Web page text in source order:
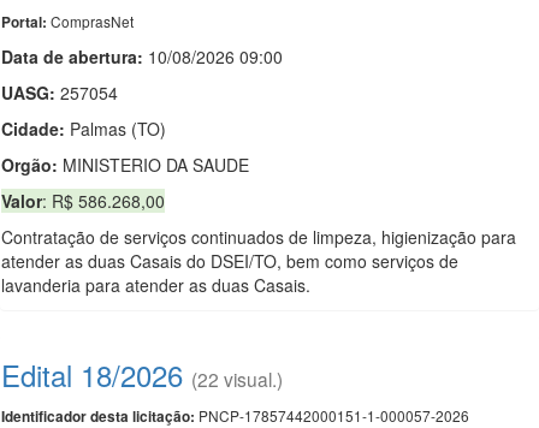
Portal: ComprasNet
Data de abertura: 10/08/2026 09:00
UASG: 257054
Cidade: Palmas (TO)
Orgão: MINISTERIO DA SAUDE
Valor: R$ 586.268,00
Contratação de serviços continuados de limpeza, higienização para
atender as duas Casais do DSEI/TO, bem como serviços de
lavanderia para atender as duas Casais.
Edital 18/2026 (22 visual.)
Identificador desta licitação: PNCP-17857442000151-1-000057-2026